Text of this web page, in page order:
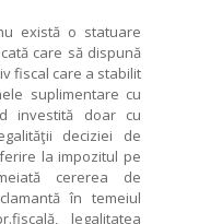
există o statuare
care să dispună
fiscal care a stabilit
suplimentare cu
investită doar cu
deciziei de
la impozitul pe
cererea de
în temeiul
legalitatea